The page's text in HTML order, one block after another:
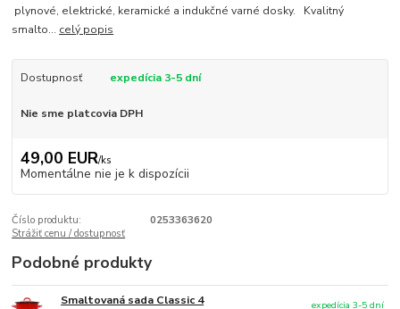
plynové, elektrické, keramické a indukčné varné dosky. Kvalitný
smalto... celý popis
Dostupnosť expedícia 3-5 dní
Nie sme platcovia DPH
49,00 EUR/ks
Momentálne nie je k dispozícii
Číslo produktu:
0253363620
Strážiť cenu / dostupnosť
Podobné produkty
Smaltovaná sada Classic 4
expedícia 3-5 dní